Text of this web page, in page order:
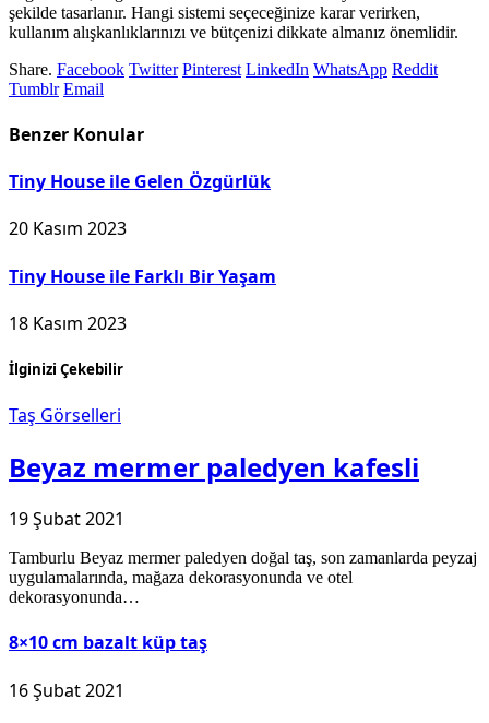
şekilde tasarlanır. Hangi sistemi seçeceğinize karar verirken,
kullanım alışkanlıklarınızı ve bütçenizi dikkate almanız önemlidir.
Share. Facebook Twitter Pinterest LinkedIn WhatsApp Reddit
Tumblr Email
Benzer Konular
Tiny House ile Gelen Özgürlük
20 Kasım 2023
Tiny House ile Farklı Bir Yaşam
18 Kasım 2023
İlginizi Çekebilir
Taş Görselleri
Beyaz mermer paledyen kafesli
19 Şubat 2021
Tamburlu Beyaz mermer paledyen doğal taş, son zamanlarda peyzaj
uygulamalarında, mağaza dekorasyonunda ve otel
dekorasyonunda…
8×10 cm bazalt küp taş
16 Şubat 2021